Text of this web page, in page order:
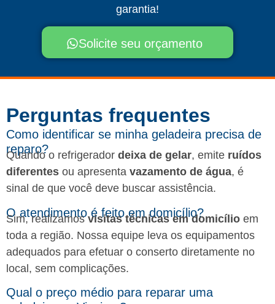
garantia!
Solicite seu orçamento
Perguntas frequentes​
Como identificar se minha geladeira precisa de
reparo?
Quando o refrigerador deixa de gelar, emite ruídos
diferentes ou apresenta vazamento de água, é
sinal de que você deve buscar assistência.
O atendimento é feito em domicílio?
Sim, realizamosvisitas técnicas em domicílio em
toda a região. Nossa equipe leva os equipamentos
adequados para efetuar o conserto diretamente no
local, sem complicações.
Qual o preço médio para reparar uma